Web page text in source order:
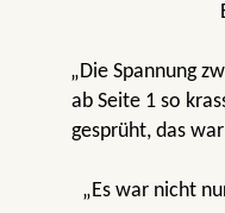
„Die Spannung
ab Seite 1 so
gesprüht, das
„Es war nicht